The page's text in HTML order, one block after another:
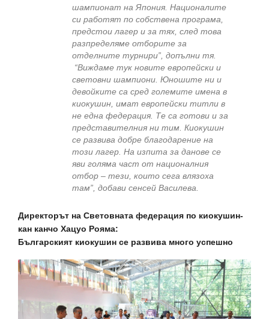
шампионат на Япония. Националите
си работят по собствена програма,
предстои лагер и за тях, след това
разпределяме отборите за
отделните турнири”, допълни тя.
“Виждаме тук новите европейски и
световни шампиони. Юношите ни и
девойките са сред големите имена в
киокушин, имат европейски титли в
не една федерация. Те са готови и за
представителния ни тим. Киокушин
се развива добре благодарение на
този лагер. На изпита за данове се
яви голяма част от националния
отбор – тези, които сега влязоха
там”, добави сенсей Василева.
Директорът на Световната федерация по киокушин-
кан канчо Хацуо Рояма:
Българският киокушин се развива много успешно